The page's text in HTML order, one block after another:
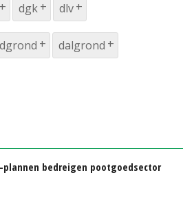
dgk dlv
dalgrond
plannen bedreigen pootgoedsector